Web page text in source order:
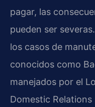
pagar, las
pueden ser
los casos de
conocidos como
manejados por el
Domestic